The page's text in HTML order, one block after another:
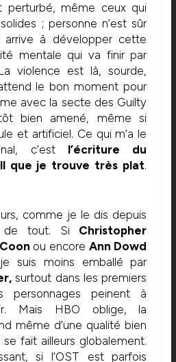
perturbé, même ceux qui
; personne n’est sûr
à développer cette
mentale qui va finir par
violence est là, sourde,
le bon moment pour
avec la secte des Guilty
bien amené, même si
et artificiel. Ce qui m’a le
c’estl’écriture du
que je trouve très plat.
comme je le dis depuis
tout. Si Christopher
ou encore Ann Dowd
suis moins emballé par
surtout dans les premiers
personnages peinent à
Mais HBO oblige, la
même d’une qualité bien
fait ailleurs globalement.
si l’OST est parfois